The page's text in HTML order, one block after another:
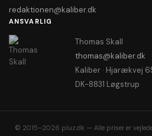
redaktionen@kaliber.dk
ANSVARLIG
Thomas Skall
thomas@kaliber.dk
Kaliber · Hjarækvej
DK-8831 Løgstrup
© 2015–2026 pluz.dk — Alle priser er